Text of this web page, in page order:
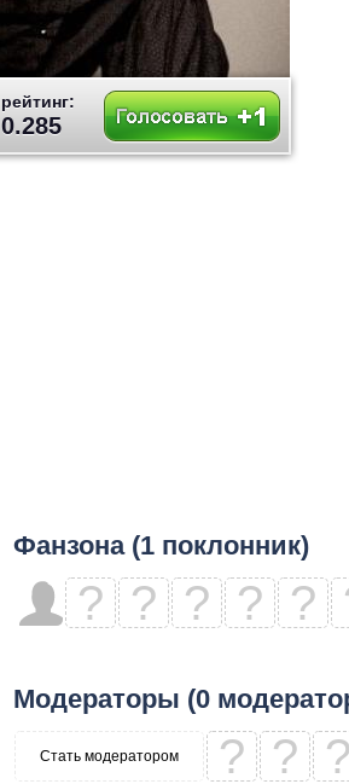
рейтинг:
0.285
Фанзона (1 поклонник)
? ? ? ? ?
Модераторы (0
Стать модератором ? ? ?